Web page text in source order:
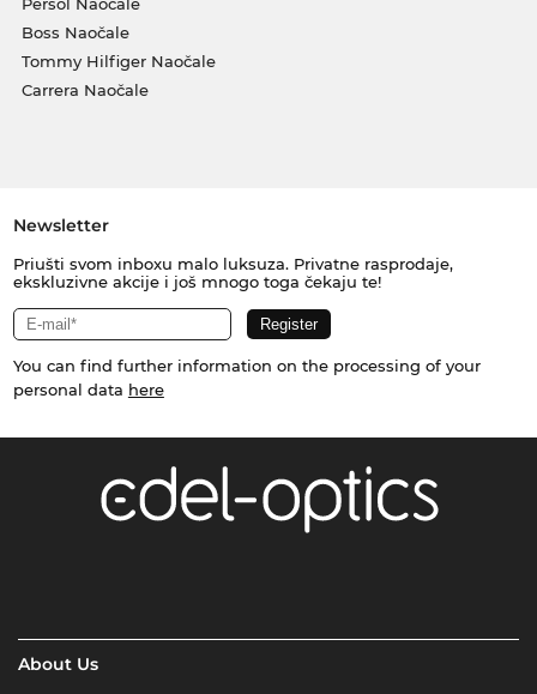
Boss Naočale
Tommy Hilfiger Naočale
Carrera Naočale
Newsletter
Priušti svom inboxu malo luksuza. Privatne rasprodaje,
ekskluzivne akcije i još mnogo toga čekaju te!
You can find further information on the processing of your
personal data here
About Us